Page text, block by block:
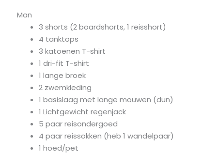
Man
3 shorts (2 boardshorts, 1 reisshort)
4 tanktops
3 katoenen T-shirt
1 dri-fit T-shirt
1 lange broek
2 zwemkleding
1 basislaag met lange mouwen (dun)
1 Lichtgewicht regenjack
5 paar reisondergoed
4 paar reissokken (heb 1 wandelpaar)
1 hoed/pet